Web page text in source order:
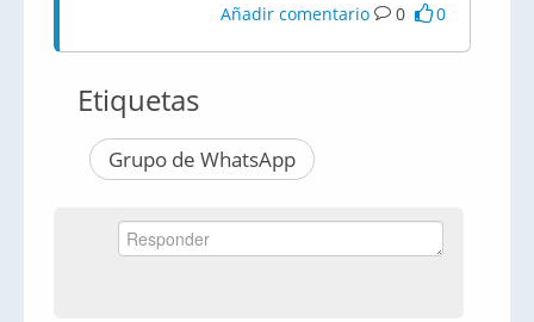
Añadir comentario 0 0
Etiquetas
Grupo de WhatsApp